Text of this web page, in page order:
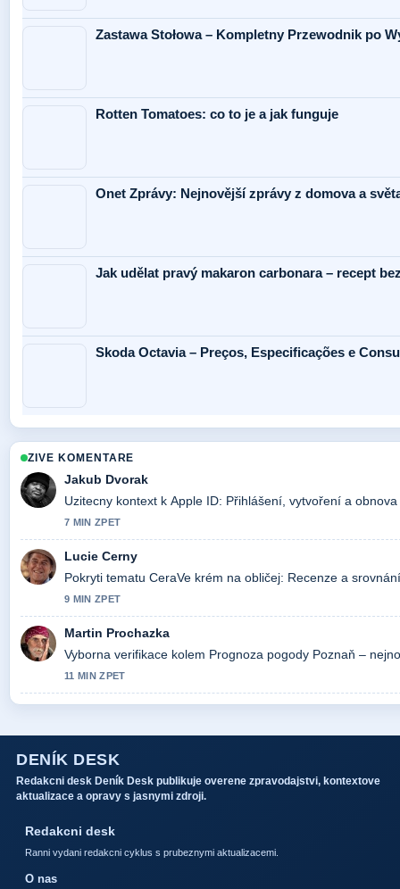
Zastawa Stołowa – Kompletny Przewodnik po
Rotten Tomatoes: co to je a jak funguje
Onet Zprávy: Nejnovější zprávy z domova a
Jak udělat pravý makaron carbonara – recept
Skoda Octavia – Preços, Especificações e
ZIVE KOMENTARE
Jakub Dvorak
Uzitecny kontext k Apple ID: Přihlášení, vytvoření a
7 MIN ZPET
Lucie Cerny
Pokryti tematu CeraVe krém na obličej: Recenze a
9 MIN ZPET
Martin Prochazka
Vyborna verifikace kolem Prognoza pogody Poznaň –
11 MIN ZPET
DENÍK DESK
Redakcni desk Deník Desk publikuje overene zpravodajstvi, kontextove
aktualizace a opravy s jasnymi zdroji.
Redakcni desk
Ranni vydani redakcni cyklus s prubeznymi aktualizacemi.
O nas